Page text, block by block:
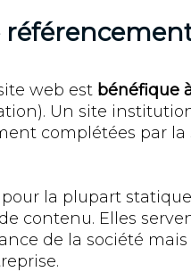
web est bénéfique
Un site
complétées par la
la plupart
contenu. Elles
de la société